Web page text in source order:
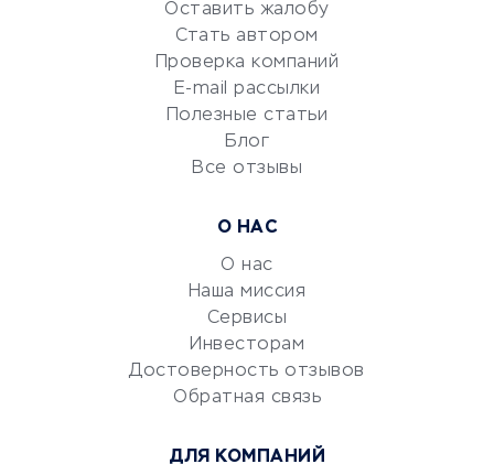
Красота и здоровье
Сервисы по поиску работы
Сетевой маркетинг
УСЛУГИ ДЛЯ БИЗНЕСА
документооборот
Юридические компании
Оставить жалобу
Стать автором
Проверка компаний
E-mail рассылки
Полезные статьи
Блог
Все отзывы
О НАС
О нас
Наша миссия
Сервисы
Инвесторам
Достоверность отзывов
Обратная связь
ДЛЯ КОМПАНИЙ